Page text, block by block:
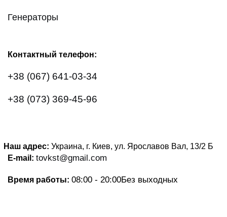
Генераторы
Контактный телефон:
+38 (067) 641-03-34
+38 (073) 369-45-96
Наш адрес: Украина, г. Киев, ул. Ярославов Вал, 13/2 Б
E-mail: tovkst@gmail.com
Время работы: 08:00 - 20:00Без выходных